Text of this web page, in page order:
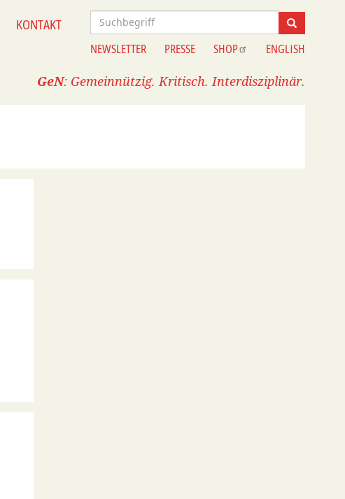
KONTAKT Suche
Information
NEWSLETTER PRESSE SHOP ENGLISH
GeN: Gemeinnützig. Kritisch. Interdisziplinär.